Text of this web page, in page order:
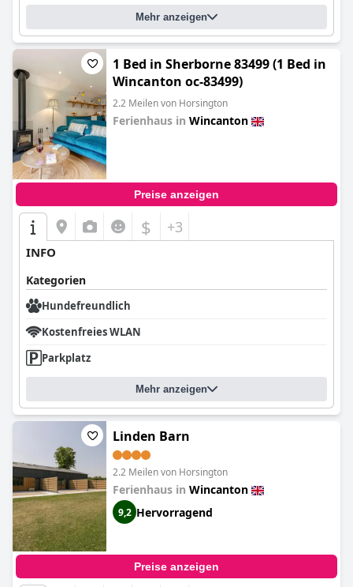
Mehr anzeigen
1 Bed in Sherborne 83499 (1 Bed in
Wincanton oc-83499)
2.2 Meilen von Horsington
Ferienhaus in Wincanton
Preise anzeigen
$ +3
INFO
Kategorien
Hundefreundlich
Kostenfreies WLAN
Parkplatz
Mehr anzeigen
Linden Barn
2.2 Meilen von Horsington
Ferienhaus in Wincanton
9,2 Hervorragend
Preise anzeigen